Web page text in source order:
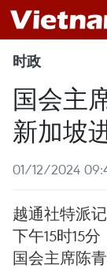
时政
国会主
新加坡
01/12/2024
越通社特派
下午15时15
国会主席陈